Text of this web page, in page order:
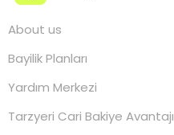
About us
Bayilik Planları
Yardım Merkezi
Tarzyeri Cari Bakiye Avantajı